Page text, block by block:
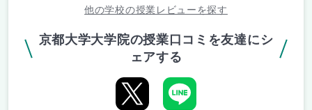
他の学校の授業レビューを探す
京都大学大学院の授業口コミを友達にシ
ェアする